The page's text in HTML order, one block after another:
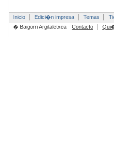
Inicio Edici�n impresa Temas
� Baigorri Argitaletxea
Contacto